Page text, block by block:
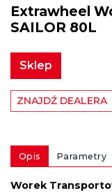
Extrawheel
SAILOR 80L
Sklep
ZNAJDŹ DEALERA
Opis Parametry
Worek